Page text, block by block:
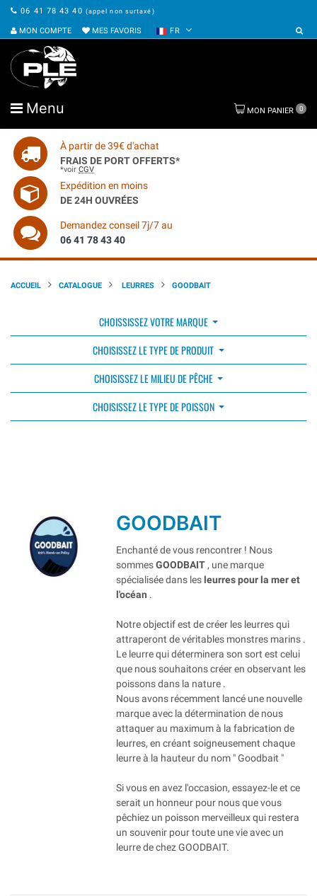
06 41 78 43 40 (appel non surtaxé)
MON COMPTE MES FAVORIS FR
Menu MON PANIER 0
À partir de 39€ d'achat
FRAIS DE PORT OFFERTS*
*voir CGV
Expédition en moins
DE 24H OUVRÉES
Demandez conseil 7j/7 au
06 41 78 43 40
ACCUEIL CATALOGUE LEURRES GOODBAIT
CHOISSISSEZ VOTRE MARQUE
CHOISISSEZ LE TYPE DE PRODUIT
CHOISISSEZ LE MILIEU DE PÊCHE
CHOISISSEZ LE TYPE DE POISSON
GOODBAIT
Enchanté de vous rencontrer ! Nous
sommesGOODBAIT, une marque
spécialisée dans les leurres pour la mer et
l'océan .
Notre objectif est de créer les leurres qui
attraperont de véritables monstres marins .
Le leurre qui déterminera son sort est celui
que nous souhaitons créer en observant les
poissons dans la nature .
Nous avons récemment lancé une nouvelle
marque avec la détermination de nous
attaquer au maximum à la fabrication de
leurres, en créant soigneusement chaque
leurre à la hauteur du nom " Goodbait "
Si vous en avez l'occasion, essayez-le et ce
serait un honneur pour nous que vous
pêchiez un poisson merveilleux qui restera
un souvenir pour toute une vie avec un
leurre de chez GOODBAIT.